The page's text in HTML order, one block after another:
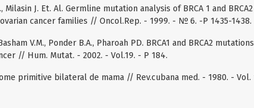
Milasin J. Et. Al. Germline mutation analysis of BRCA 1 and
cancer families // Oncol.Rep. - 1999. - № 6. -P 1435-1438.
V.M., Ponder B.A., Pharoah PD. BRCA1 and BRCA2
// Hum. Mutat. - 2002. - Vol.19. - P 184.
primitive bilateral de mama // Rev.cubana med. - 1980. -